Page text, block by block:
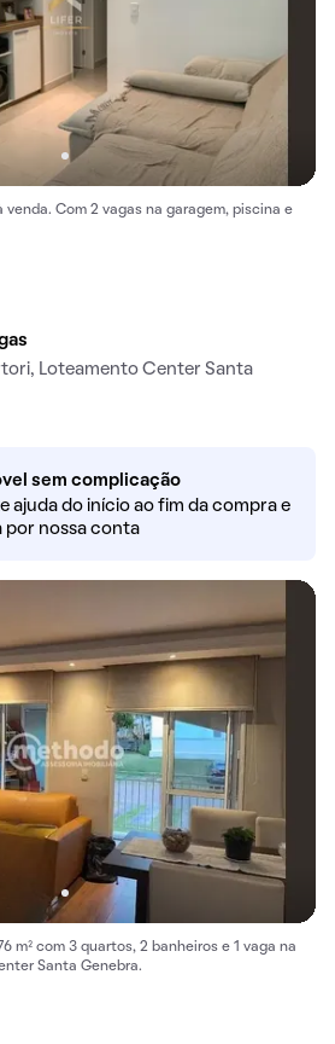
Com 2 vagas na garagem, piscina e
Loteamento Center Santa
sem complicação
ajuda do início ao fim da compra e
por nossa conta
m² com 3 quartos, 2 banheiros e 1 vaga na
Santa Genebra.